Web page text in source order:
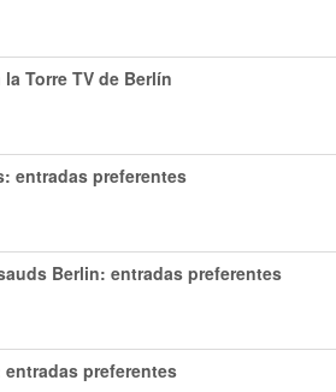
Torre TV de Berlín
entradas preferentes
Berlin: entradas preferentes
preferentes